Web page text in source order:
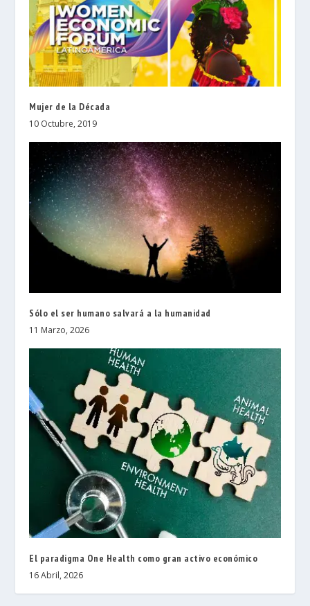
Mujer de la Década
10 Octubre, 2019
Sólo el ser humano salvará a la humanidad
11 Marzo, 2026
El paradigma One Health como gran activo económico
16 Abril, 2026